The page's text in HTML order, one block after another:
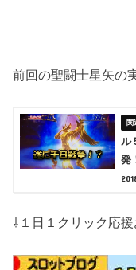
前回の聖闘士星矢の
ル
発
⇩１日１クリック応